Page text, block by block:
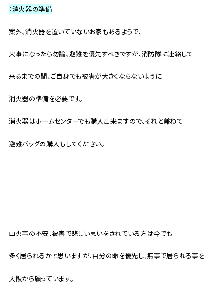
：消火器の準備
案外、消火器を置いていないお家もあるようで、
火事になったら勿論、避難を優先すべきですが、消防隊に連絡して
来るまでの間、ご自身でも被害が大きくならないように
消火器の準備を必要です。
消火器はホームセンターでも購入出来ますので、それと兼ねて
避難バッグの購入もしてください。
山火事の不安、被害で悲しい思いをされている方は今でも
多く居られるかと思いますが、自分の命を優先し、無事で居られる事を
大阪から願っています。